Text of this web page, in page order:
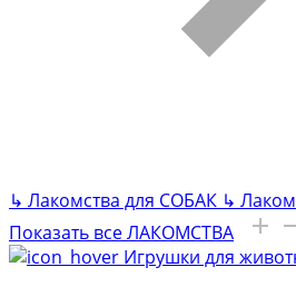
↳ Лакомства для СОБАК ↳
Показать все ЛАКОМСТВА
Игрушки для